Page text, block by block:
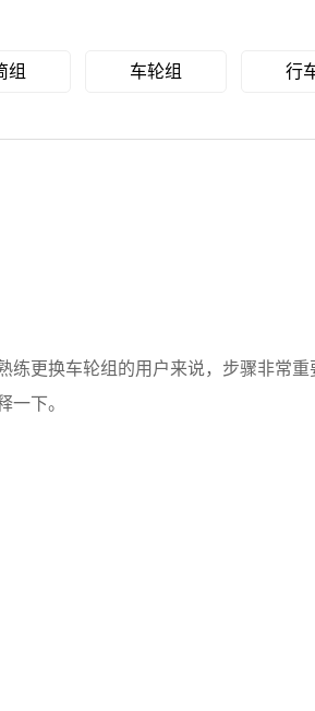
组 车轮组 行
练更换车轮组的用户来说，步骤非常
一下。